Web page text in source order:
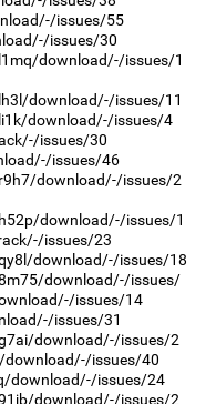
issues/55
issues/30
download/-/issues/1
download/-/issues/11
download/-/issues/4
issues/30
issues/46
download/-/issues/2
download/-/issues/1
issues/23
download/-/issues/18
download/-/issues/
issues/14
issues/31
download/-/issues/2
issues/40
download/-/issues/24
download/-/issues/2